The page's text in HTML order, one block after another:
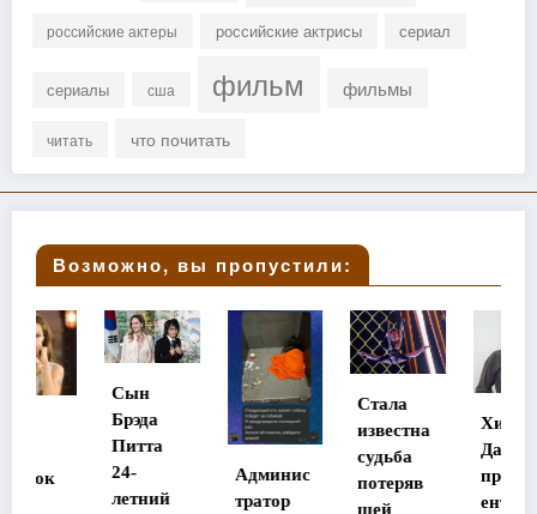
российские актеры российские актрисы сериал
сериалы сша фильм фильмы
читать что почитать
Возможно, вы пропустили:
Сын
24-
Админис
тратор
Стала
известна
потеряв
Хилари
прокомм
ентирова